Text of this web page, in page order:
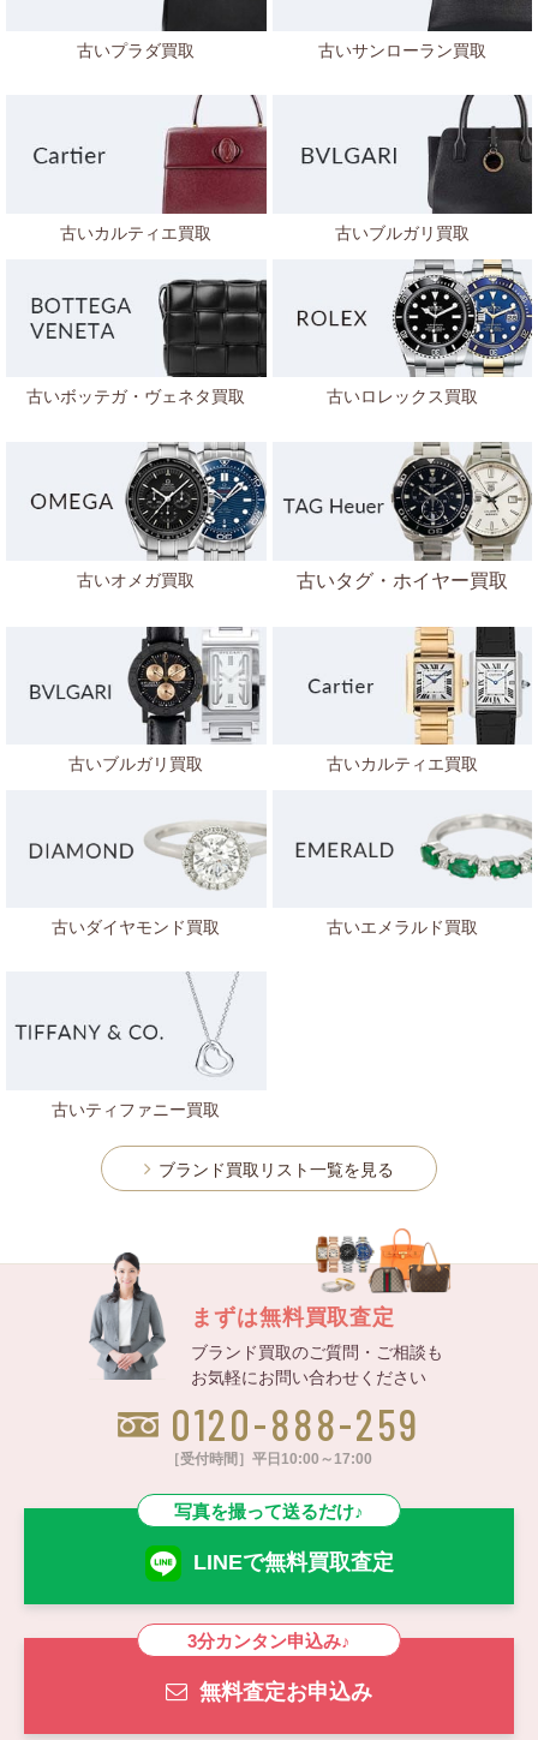
古いプラダ買取 古いサンローラン買取
古いカルティエ買取 古いブルガリ買取
古いボッテガ・ヴェネタ買取 古いロレックス買取
古いオメガ買取 古いタグ・ホイヤー買取
古いブルガリ買取 古いカルティエ買取
古いダイヤモンド買取 古いエメラルド買取
古いティファニー買取
ブランド買取リスト一覧を見る
まずは無料買取査定
ブランド買取のご質問・ご相談も
お気軽にお問い合わせください
0120-888-259
［受付時間］平日10:00～17:00
LINEで無料買取査定
写真を撮って送るだけ♪
無料査定お申込み
3分カンタン申込み♪